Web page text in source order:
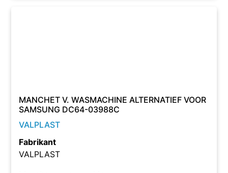
MANCHET V. WASMACHINE ALTERNATIEF VOOR
SAMSUNG DC64-03988C
VALPLAST
Fabrikant
VALPLAST